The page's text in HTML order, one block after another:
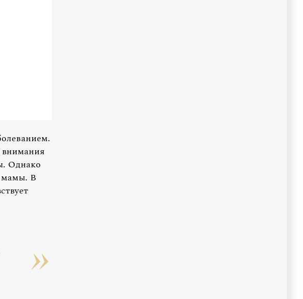
внимания
Однако
мамы. В